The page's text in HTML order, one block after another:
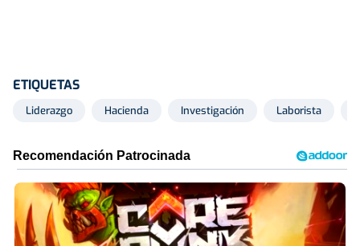
ETIQUETAS
Liderazgo Hacienda Investigación Laborista